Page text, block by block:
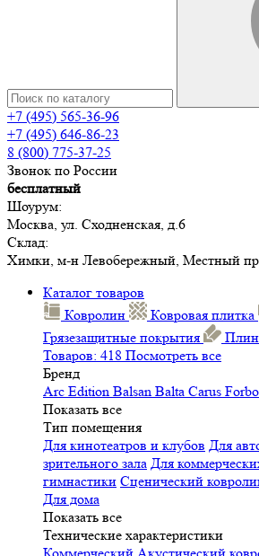
+7 (495) 565-36-96
+7 (495) 646-86-23
8 (800) 775-37-25
Звонок по России
бесплатный
Шоурум:
Москва, ул. Сходненская, д.6
Склад:
Химки, м-н Левобережный, Местный
Каталог товаров
Ковролин
Ковровая плитка
Грязезащитные покрытия
Товаров: 418 Посмотреть все
Бренд
Arc Edition Balsan Balta Carus Forbo
Показать все
Тип помещения
Для кинотеатров и клубов Для
зрительного зала Для
гимнастики Сценический
Для дома
Показать все
Технические характеристики